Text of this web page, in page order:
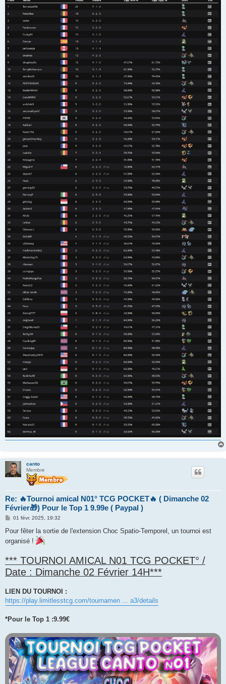
canto
Membre
Re: 🔥Tournoi amical N01° TCG POCKET🔥 ( Dimanche 02
Février🎁) Pour le Top 1 9.99e ( Paypal )
M
s
a
01 févr. 2025, 19:32
Pour fêter la sortie de l'extension Choc Spatio-Temporel, un tournoi est
organisé !
*** TOURNOI AMICAL N01 TCG POCKET° /
Date : Dimanche 02 Février 14H***
LIEN DU TOURNOI :
https://play.limitlesstcg.com/tournamen ... a3/details
*Pour le Top 1 :9.99€